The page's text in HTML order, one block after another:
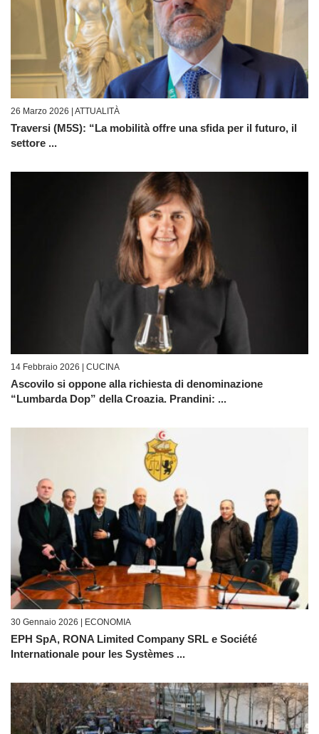
26 Marzo 2026 | ATTUALITÀ
Traversi (M5S): “La mobilità offre una sfida per il futuro, il
settore ...
14 Febbraio 2026 | CUCINA
Ascovilo si oppone alla richiesta di denominazione
“Lumbarda Dop” della Croazia. Prandini: ...
30 Gennaio 2026 | ECONOMIA
EPH SpA, RONA Limited Company SRL e Société
Internationale pour les Systèmes ...